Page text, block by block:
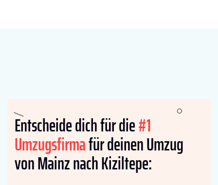
Entscheide dich für die#1
Umzugsfirmafür deinen Umzug
von Mainz nach Kiziltepe: